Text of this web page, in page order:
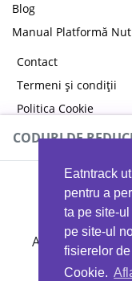
Eatntrack
pentru a
ta pe site-
pe site-ul
fisierelor
Cookie.
Blog
Manual Platformă
Contact
Termeni și condiții
Politica Cookie
Politica de
CODURI DE
Ai 40%reducere